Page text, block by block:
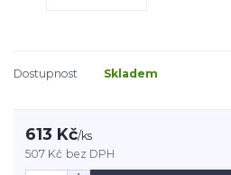
Dostupnost Skladem
613 Kč/ks
507 Kč bez DPH